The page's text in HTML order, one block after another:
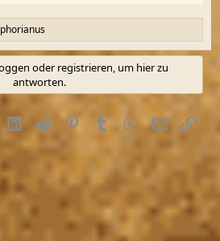
oder registrieren, um hier zu
antworten.
LinkedInReddit PinterestTumblrWhatsApp
E-MailLink